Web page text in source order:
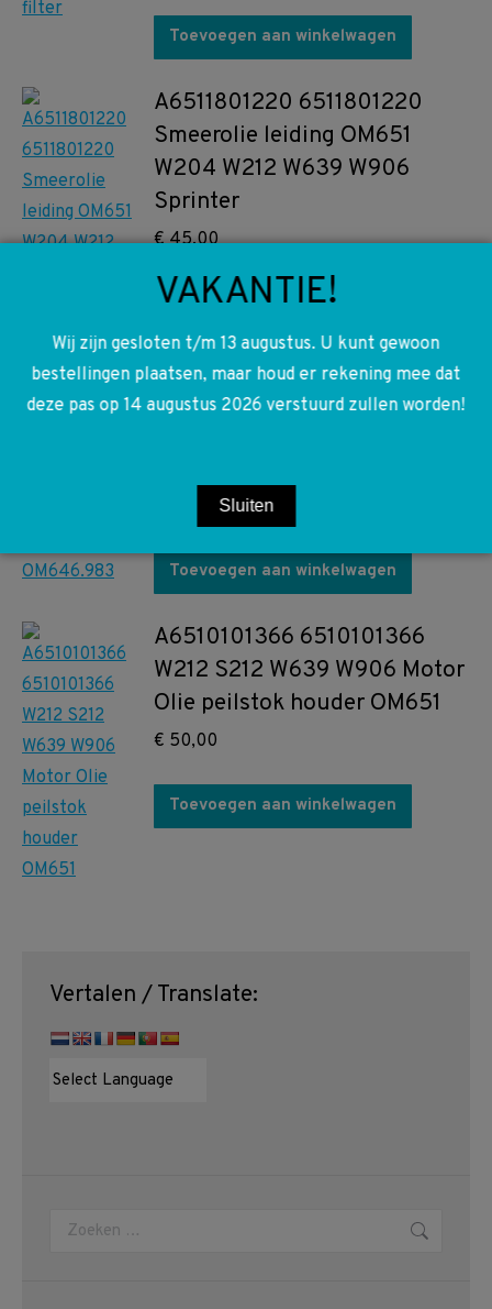
Toevoegen aan winkelwagen
A6511801220 6511801220
Smeerolie leiding OM651
W204 W212 W639 W906
Sprinter
€45,00
Toevoegen aan winkelwagen
A6460960599 6460960599
A6460960299 6460960599
750,00
Toevoegen aan winkelwagen
A6510101366 6510101366
W212 S212 W639 W906 Motor
Olie peilstok houder OM651
€ 50,00
Toevoegen aan winkelwagen
Vertalen / Translate:
Zoeken:
VAKANTIE!
Wij zijn gesloten t/m 13 augustus. U kunt gewoon
bestellingen plaatsen, maar houd er rekening mee dat
deze pas op 14 augustus 2026 verstuurd zullen worden!
Sluiten